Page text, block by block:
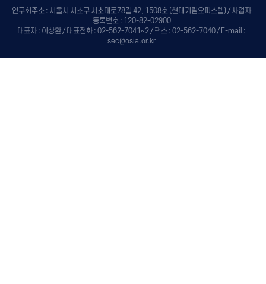
연구회주소 : 서울시 서초구 서초대로78길 42, 1508호 (현대기림오피스텔) / 사업자
등록번호 : 120-82-02900
대표자 : 이상환 / 대표전화 : 02-562-7041~2 / 팩스 : 02-562-7040 / E-mail :
sec@osia.or.kr